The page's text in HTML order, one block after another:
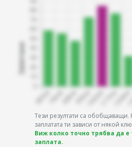
Тези резултати са обобщаващи.
заплатата ти зависи от някой
Виж колко точно трябва да е
заплата.